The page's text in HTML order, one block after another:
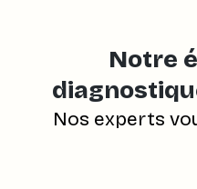
Notre
Nos experts